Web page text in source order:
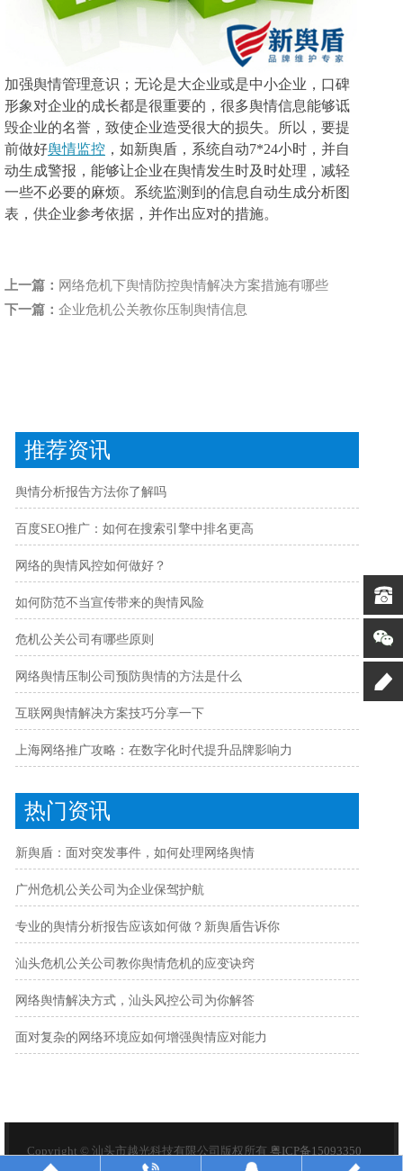
加强舆情管理意识；无论是大企业或是中小企业，口碑
形象对企业的成长都是很重要的，很多舆情信息能够诋
毁企业的名誉，致使企业造受很大的损失。所以，要提
前做好舆情监控 ，如新舆盾，系统自动7*24小时，并自
动生成警报，能够让企业在舆情发生时及时处理，减轻
一些不必要的麻烦。系统监测到的信息自动生成分析图
表，供企业参考依据，并作出应对的措施。
上一篇： 网络危机下舆情防控舆情解决方案措施有哪些
下一篇： 企业危机公关教你压制舆情信息
推荐资讯
舆情分析报告方法你了解吗
百度SEO推广：如何在搜索引擎中排名更高
网络的舆情风控如何做好？
如何防范不当宣传带来的舆情风险
危机公关公司有哪些原则
网络舆情压制公司预防舆情的方法是什么
互联网舆情解决方案技巧分享一下
上海网络推广攻略：在数字化时代提升品牌影响力
热门资讯
新舆盾：面对突发事件，如何处理网络舆情
广州危机公关公司为企业保驾护航
专业的舆情分析报告应该如何做？新舆盾告诉你
汕头危机公关公司教你舆情危机的应变诀窍
网络舆情解决方式，汕头风控公司为你解答
面对复杂的网络环境应如何增强舆情应对能力
Copyright © 汕头市越光科技有限公司版权所有 粤ICP备15093350